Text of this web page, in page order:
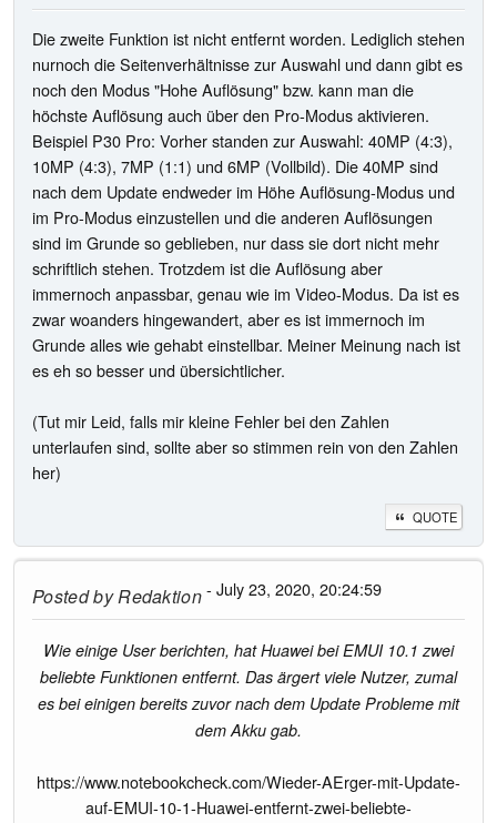
Die zweite Funktion ist nicht entfernt worden. Lediglich stehen
nurnoch die Seitenverhältnisse zur Auswahl und dann gibt es
noch den Modus "Hohe Auflösung" bzw. kann man die
höchste Auflösung auch über den Pro-Modus aktivieren.
Beispiel P30 Pro: Vorher standen zur Auswahl: 40MP (4:3),
10MP (4:3), 7MP (1:1) und 6MP (Vollbild). Die 40MP sind
nach dem Update endweder im Höhe Auflösung-Modus und
im Pro-Modus einzustellen und die anderen Auflösungen
sind im Grunde so geblieben, nur dass sie dort nicht mehr
schriftlich stehen. Trotzdem ist die Auflösung aber
immernoch anpassbar, genau wie im Video-Modus. Da ist es
zwar woanders hingewandert, aber es ist immernoch im
Grunde alles wie gehabt einstellbar. Meiner Meinung nach ist
es eh so besser und übersichtlicher.
(Tut mir Leid, falls mir kleine Fehler bei den Zahlen
unterlaufen sind, sollte aber so stimmen rein von den Zahlen
her)
QUOTE
Posted byRedaktion- July 23, 2020, 20:24:59
Wie einige User berichten, hat Huawei bei EMUI 10.1 zwei
beliebte Funktionen entfernt. Das ärgert viele Nutzer, zumal
es bei einigen bereits zuvor nach dem Update Probleme mit
dem Akku gab.
https://www.notebookcheck.com/Wieder-AErger-mit-Update-
auf-EMUI-10-1-Huawei-entfernt-zwei-beliebte-